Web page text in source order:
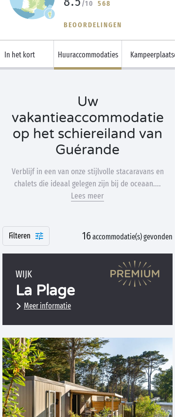
/10 568
BEOORDELINGEN
In het kort Huuraccommodaties
Uw
vakantieaccommodatie
op het schiereiland van
Guérande
Verblijf in een van onze stijlvolle stacaravans en
chalets die ideaal gelegen zijn bij de oceaan....
Lees meer
Filteren 16accommodatie(s) gevonden
WIJK
La Plage
Meer informatie